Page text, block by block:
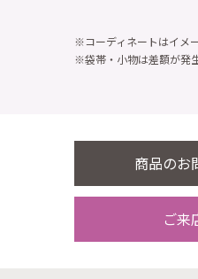
※コーディネートはイメー
※袋帯・小物は差額が発
商品のお
ご来